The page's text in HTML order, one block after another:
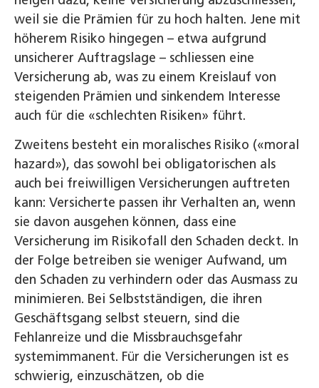
weil sie die Prämien für zu hoch halten. Jene mit
höherem Risiko hingegen – etwa aufgrund
unsicherer Auftragslage – schliessen eine
Versicherung ab, was zu einem Kreislauf von
steigenden Prämien und sinkendem Interesse
auch für die «schlechten Risiken» führt.
Zweitens besteht ein moralisches Risiko («moral
hazard»), das sowohl bei obligatorischen als
auch bei freiwilligen Versicherungen auftreten
kann: Versicherte passen ihr Verhalten an, wenn
sie davon ausgehen können, dass eine
Versicherung im Risikofall den Schaden deckt. In
der Folge betreiben sie weniger Aufwand, um
den Schaden zu verhindern oder das Ausmass zu
minimieren. Bei Selbstständigen, die ihren
Geschäftsgang selbst steuern, sind die
Fehlanreize und die Missbrauchsgefahr
systemimmanent. Für die Versicherungen ist es
schwierig, einzuschätzen, ob die